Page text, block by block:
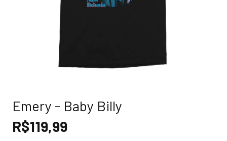
Emery - Baby Billy
R$119,99